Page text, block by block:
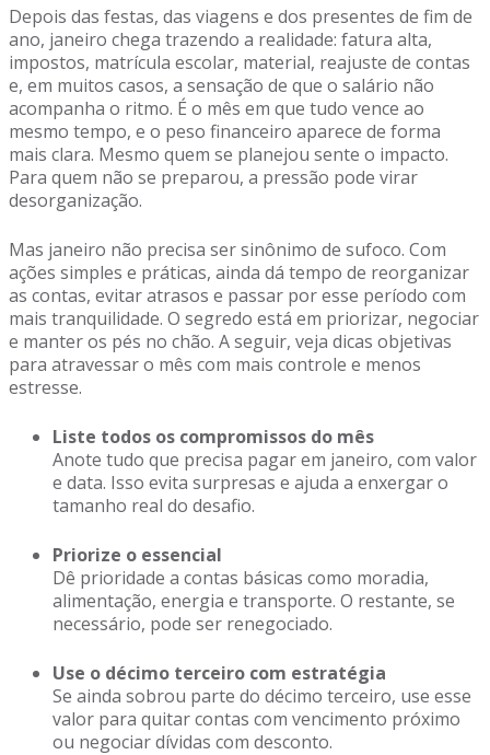
Depois das festas, das viagens e dos presentes de fim de
ano, janeiro chega trazendo a realidade: fatura alta,
impostos, matrícula escolar, material, reajuste de contas
e, em muitos casos, a sensação de que o salário não
acompanha o ritmo. É o mês em que tudo vence ao
mesmo tempo, e o peso financeiro aparece de forma
mais clara. Mesmo quem se planejou sente o impacto.
Para quem não se preparou, a pressão pode virar
desorganização.
Mas janeiro não precisa ser sinônimo de sufoco. Com
ações simples e práticas, ainda dá tempo de reorganizar
as contas, evitar atrasos e passar por esse período com
mais tranquilidade. O segredo está em priorizar, negociar
e manter os pés no chão. A seguir, veja dicas objetivas
para atravessar o mês com mais controle e menos
estresse.
Liste todos os compromissos do mês
Anote tudo que precisa pagar em janeiro, com valor
e data. Isso evita surpresas e ajuda a enxergar o
tamanho real do desafio.
Priorize o essencial
Dê prioridade a contas básicas como moradia,
alimentação, energia e transporte. O restante, se
necessário, pode ser renegociado.
Use o décimo terceiro com estratégia
Se ainda sobrou parte do décimo terceiro, use esse
valor para quitar contas com vencimento próximo
ou negociar dívidas com desconto.